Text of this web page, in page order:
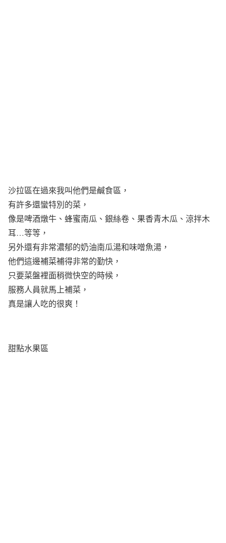
沙拉區在過來我叫他們是鹹食區，
有許多還蠻特別的菜，
像是啤酒燉牛、蜂蜜南瓜、銀絲卷、果香青木瓜、涼拌木
耳…等等，
另外還有非常濃郁的奶油南瓜湯和味噌魚湯，
他們這邊補菜補得非常的勤快，
只要菜盤裡面稍微快空的時候，
服務人員就馬上補菜，
真是讓人吃的很爽！
甜點水果區